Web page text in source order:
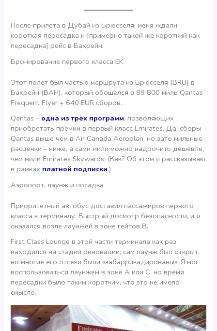
После прилёта в Дубай из Брюсселя, меня ждали
короткая пересадка и [примерно такой же короткий как
пересадка] рейс в Бахрейн.
Бронирование первого класса EK
Этот полёт был частью маршрута из Брюсселя (BRU) в
Бахрейн (BAH), который обошёлся в 89 800 миль Qantas
Frequent Flyer + 640 EUR сборов.
Qantas – одна из трёх программ, позволяющих
приобретать премии в первый класс Emirates. Да, сборы
Qantas выше чем в Air Canada Aeroplan, но зато мильные
расценки – ниже, а сами мили можно надрочить дешевле,
чем мили Emirates Skywards. (Как? Об этом я рассказываю
в рамках платной подписки.)
Аэропорт, лаунж и посадка
Приоритетный автобус доставил пассажиров первого
класса к терминалу. Быстрый досмотр безопасности, и я
оказался возле лаунжей в зоне гейтов В.
First Class Lounge в этой части терминала как раз
находился на стадии реновации; сам лаунж был открыт,
но многие его отсеки были «забаррикадированы». Я мог
воспользоваться лаунжем в зоне А или С, но время
пересадки было таким коротким, что это не имело
смысло.